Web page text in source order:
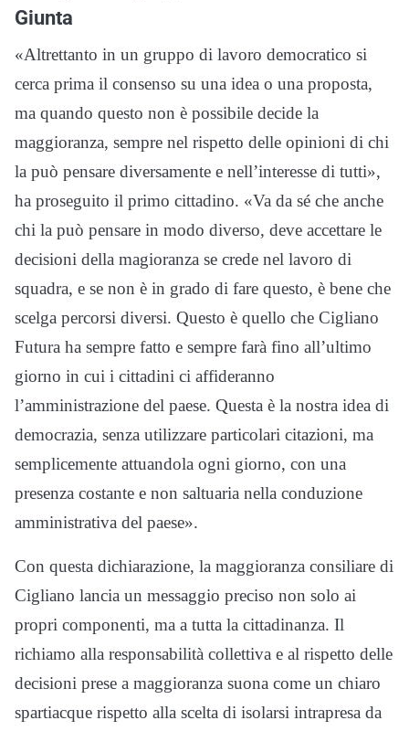
Giunta
«Altrettanto in un gruppo di lavoro democratico si
cerca prima il consenso su una idea o una proposta,
ma quando questo non è possibile decide la
maggioranza, sempre nel rispetto delle opinioni di chi
la può pensare diversamente e nell’interesse di tutti»,
ha proseguito il primo cittadino. «Va da sé che anche
chi la può pensare in modo diverso, deve accettare le
decisioni della magioranza se crede nel lavoro di
squadra, e se non è in grado di fare questo, è bene che
scelga percorsi diversi. Questo è quello che Cigliano
Futura ha sempre fatto e sempre farà fino all’ultimo
giorno in cui i cittadini ci affideranno
l’amministrazione del paese. Questa è la nostra idea di
democrazia, senza utilizzare particolari citazioni, ma
semplicemente attuandola ogni giorno, con una
presenza costante e non saltuaria nella conduzione
amministrativa del paese».
Con questa dichiarazione, la maggioranza consiliare di
Cigliano lancia un messaggio preciso non solo ai
propri componenti, ma a tutta la cittadinanza. Il
richiamo alla responsabilità collettiva e al rispetto delle
decisioni prese a maggioranza suona come un chiaro
spartiacque rispetto alla scelta di isolarsi intrapresa da